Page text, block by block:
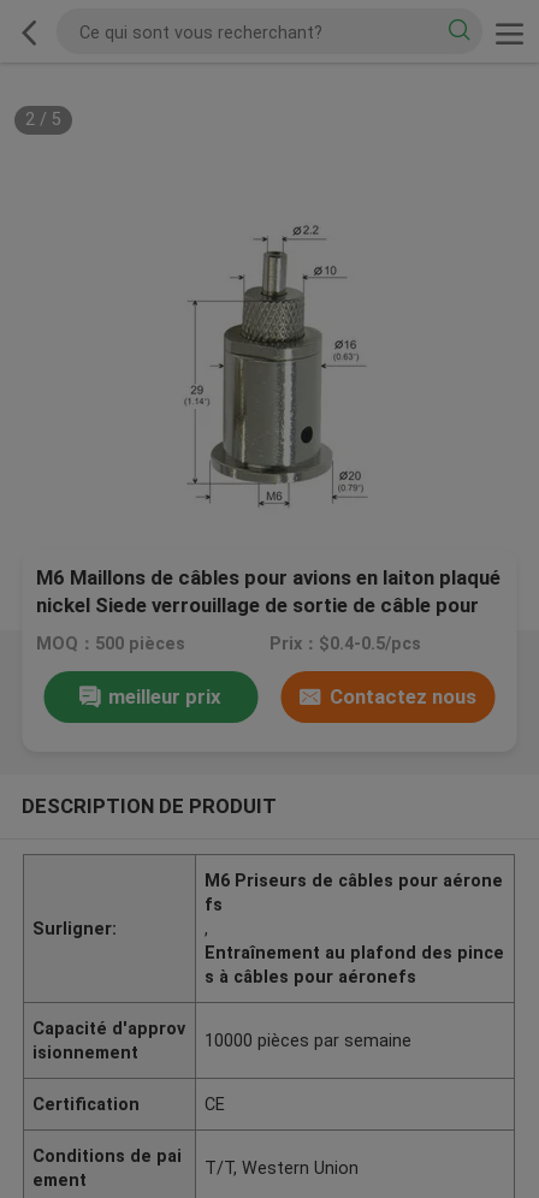
2/ 5
M6 Maillons de câbles pour avions en laiton plaqué
nickel Siede verrouillage de sortie de câble pour
l'insertion de plafond
MOQ：500 pièces Prix：$0.4-0.5/pcs
meilleur prix Contactez nous
DESCRIPTION DE PRODUIT
Surligner:
M6 Priseurs de câbles pour aérone
fs
,
Entraînement au plafond des pince
s à câbles pour aéronefs
Capacité d'approv
isionnement
10000 pièces par semaine
Certification CE
Conditions de pai
ement
T/T, Western Union